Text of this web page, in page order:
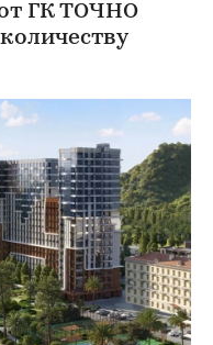
от ГК ТОЧНО